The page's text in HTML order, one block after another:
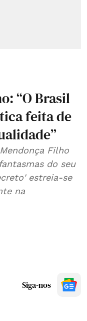
“O Brasil
feita de
Filho
do seu
estreia-se
na
Siga-nos